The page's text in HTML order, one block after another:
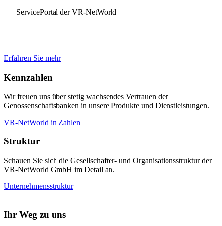
ServicePortal der VR-NetWorld
Erfahren Sie mehr
Kennzahlen
Wir freuen uns über stetig wachsendes Vertrauen der
Genossenschaftsbanken in unsere Produkte und Dienstleistungen.
VR-NetWorld in Zahlen
Struktur
Schauen Sie sich die Gesellschafter- und Organisationsstruktur der
VR-NetWorld GmbH im Detail an.
Unternehmensstruktur
Ihr Weg zu uns